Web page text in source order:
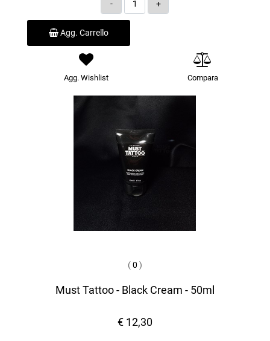
Agg. Carrello
Agg. Wishlist Compara
(0 )
Must Tattoo - Black Cream - 50ml
€ 12,30